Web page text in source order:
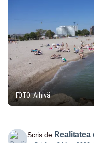
FOTO: Arhivă
Scris de Realitatea